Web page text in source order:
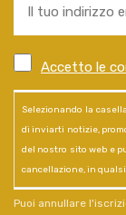
Accetto le
Selezionando la
di inviarti notizie,
del nostro sito web e
cancellazione, in
Puoi annullare